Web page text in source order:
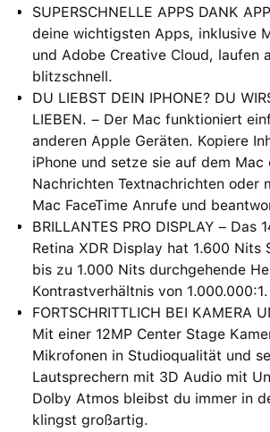
SUPERSCHNELLE APPS DANK
deine wichtigsten Apps, inklusive
und Adobe Creative Cloud, laufen
blitzschnell.
DU LIEBST DEIN IPHONE? DU
LIEBEN. – Der Mac funktioniert
anderen Apple Geräten. Kopiere
iPhone und setze sie auf dem Mac
Nachrichten Textnachrichten oder
Mac FaceTime Anrufe und
BRILLANTES PRO DISPLAY – Das
Retina XDR Display hat 1.600 Nits
bis zu 1.000 Nits durchgehende
Kontrastverhältnis von 1.000.000:1.
FORTSCHRITTLICH BEI KAMERA
Mit einer 12MP Center Stage
Mikrofonen in Studioqualität und
Lautsprechern mit 3D Audio mit
Dolby Atmos bleibst du immer in
klingst großartig.